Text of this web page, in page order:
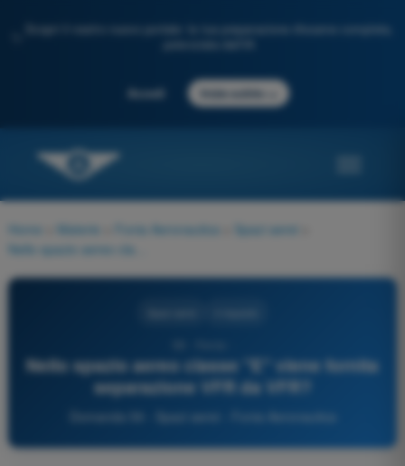
Scopri il nostro nuovo portale: la tua preparazione d'esame completa,
Accedi Inizia subito
Home Materie Fonia Aeronautica Spazi aerei
Nello spazio aereo classe "E" viene fornita
separazione VFR da VFR?